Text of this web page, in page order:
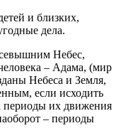
и близких,
дела.
Небес,
– Адама, (мир
Небеса и Земля,
если исходить
периоды их движения
– периоды